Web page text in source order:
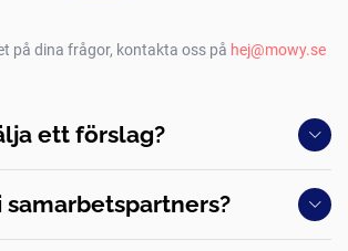
på dina frågor, kontakta oss på hej@mowy.se
ett förslag?
samarbetspartners?